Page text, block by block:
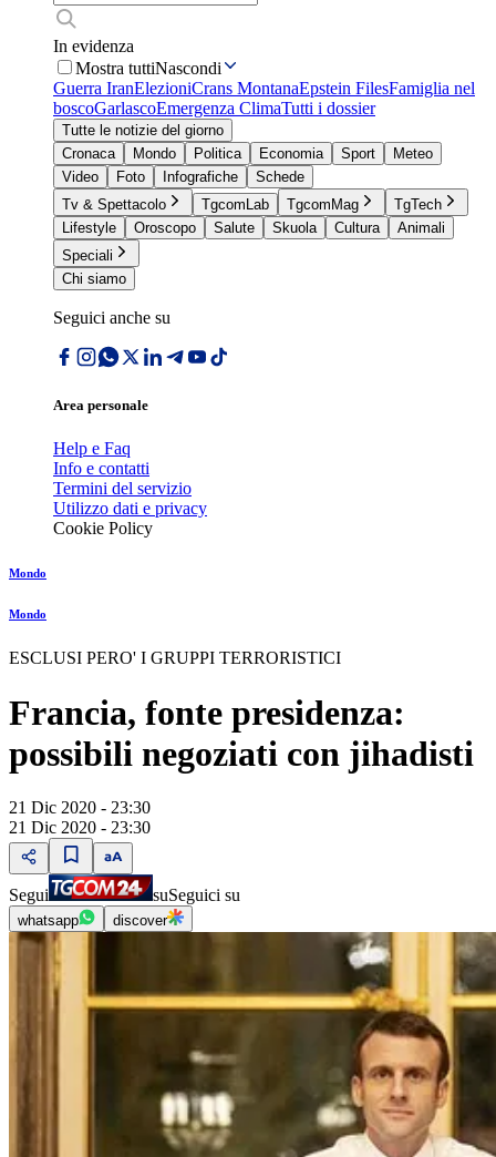
In evidenza
Mostra tuttiNascondi
Guerra IranElezioniCrans MontanaEpstein FilesFamiglia nel
boscoGarlascoEmergenza ClimaTutti i dossier
Tutte le notizie del giorno
Cronaca
Mondo Politica Economia Sport
Meteo
Video
Foto Infografiche
Schede
Tv & Spettacolo
TgcomLab TgcomMag
TgTech
Lifestyle
Oroscopo Salute Skuola Cultura
Animali
Speciali
Chi siamo
Seguici anche su
Area personale
Help e Faq
Info e contatti
Termini del servizio
Utilizzo dati e privacy
Cookie Policy
Mondo
Mondo
ESCLUSI PERO' I GRUPPI TERRORISTICI
Francia, fonte presidenza:
possibili negoziati con jihadisti
21 Dic 2020 - 23:30
21 Dic 2020 - 23:30
Segui suSeguici su
whatsapp discover